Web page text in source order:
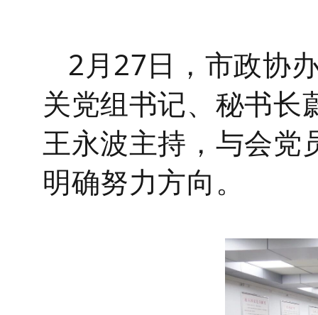
2月27日，市政协
关党组书记、 秘书长
王永波主持 ，与会党
明确努力方向。